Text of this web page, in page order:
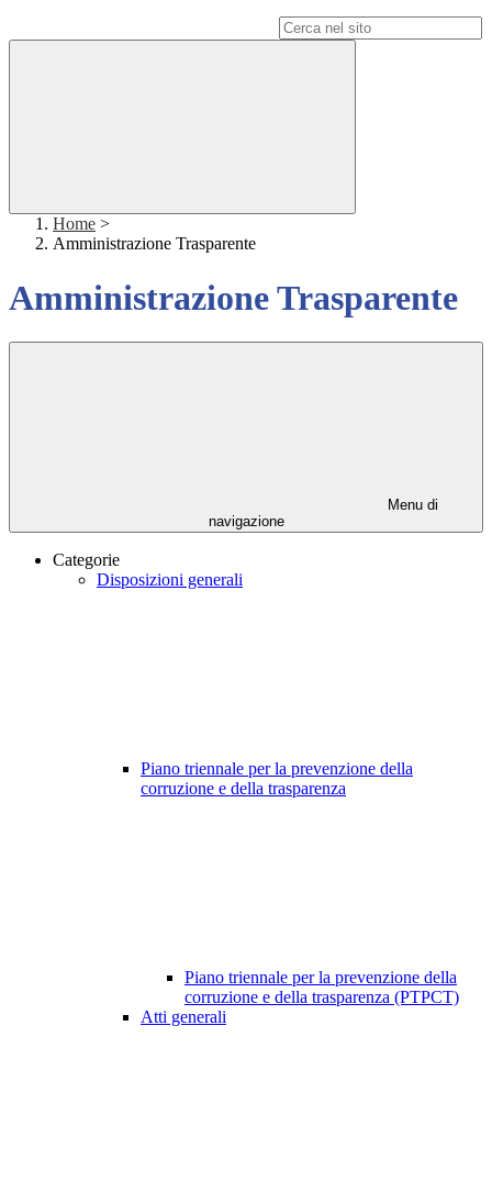
Home >
Amministrazione Trasparente
Amministrazione Trasparente
Menu di
navigazione
Categorie
Disposizioni generali
Piano triennale per la prevenzione della
corruzione e della trasparenza
Piano triennale per la prevenzione della
corruzione e della trasparenza (PTPCT)
Atti generali